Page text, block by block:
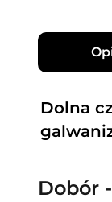
Dolna
Dobór